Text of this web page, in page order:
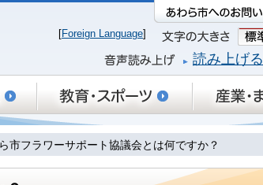
[Foreign Language]
読み上げる
市フラワーサポート協議会とは何ですか？